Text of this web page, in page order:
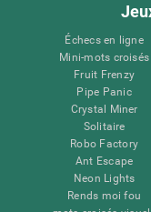
Échecs en ligne
Mini-mots croisés
Fruit Frenzy
Pipe Panic
Crystal Miner
Solitaire
Robo Factory
Ant Escape
Neon Lights
Rends moi fou